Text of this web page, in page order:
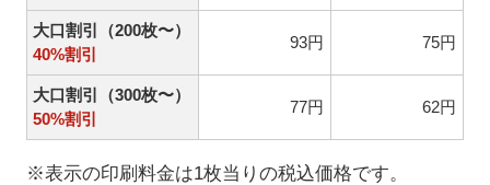
大口割引（200枚〜）
40%割引
93円 75円
大口割引（300枚〜）
50%割引
77円 62円
※表示の印刷料金は1枚当りの税込価格です。